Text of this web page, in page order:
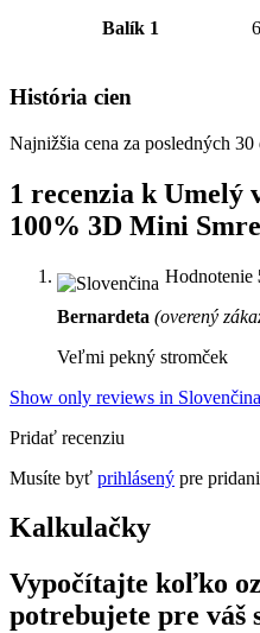
Balík 1
História cien
Najnižšia cena za posledných 30
1 recenzia k Umelý
100% 3D Mini
Hodnotenie
Bernardeta (overený
Veľmi pekný stromček
Show only reviews in
Pridať recenziu
Musíte byť prihlásený pre
Kalkulačky
Vypočítajte koľko
potrebujete pre váš